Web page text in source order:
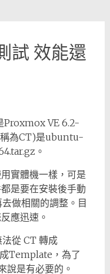
試 效能還
Proxmox VE 6.2-
為CT)是ubuntu-
。
實體機一樣，可是
是要在安裝後手動
做相關的調整。目
應迅速。
從 CT 轉成
Template，為了
說是有必要的。